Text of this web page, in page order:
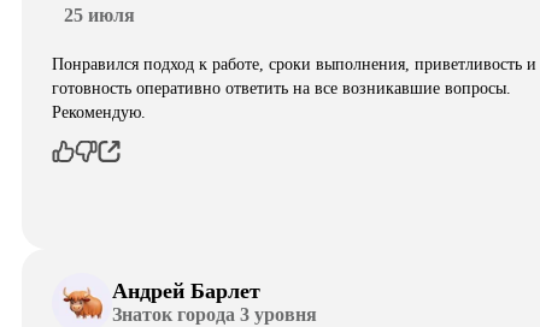
25 июля
Понравился подход к работе, сроки выполнения, приветливость и
готовность оперативно ответить на все возникавшие вопросы.
Рекомендую.
Андрей Барлет
Знаток города 3 уровня